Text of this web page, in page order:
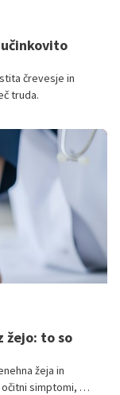
črevesje in
truda.
žejo: to so
žeja in
simptomi, ki